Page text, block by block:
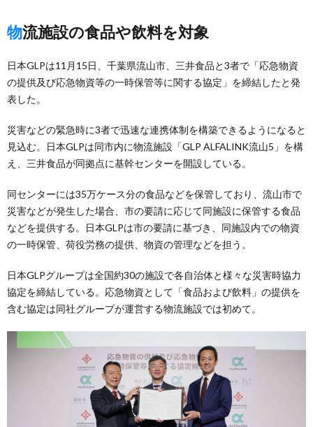
物流施設の食品や飲料を対象
日本GLPは11月15日、千葉県流山市、三井食品と3者で「応急物資
の提供及び応急物資等の一時保管等に関する協定」を締結したと発
表した。
災害などの緊急時に3者で迅速な連携体制を構築できるようになると
見込む。日本GLPは同市内に物流施設「GLP ALFALINK流山5」を構
え、三井食品が同拠点に基幹センターを開設している。
同センターには35万ケース分の食品などを保管しており、流山市で
災害などが発生した場合、市の要請に応じて同施設に保管する食品
などを提供する。日本GLPは市の要請に基づき、同施設内での物資
の一時保管、荷役労務の提供、物資の管理などを担う。
日本GLPグループは全国約30の施設で各自治体と様々な災害時協力
協定を締結している。応急物資として「食品および飲料」の提供を
含む協定は同社グループが運営する物流施設では初めて。